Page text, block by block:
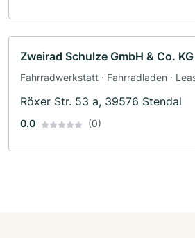
Zweirad Schulze GmbH & Co. KG
Fahrradwerkstatt · Fahrradladen ·
Röxer Str. 53 a, 39576 Stendal
0.0 (0)